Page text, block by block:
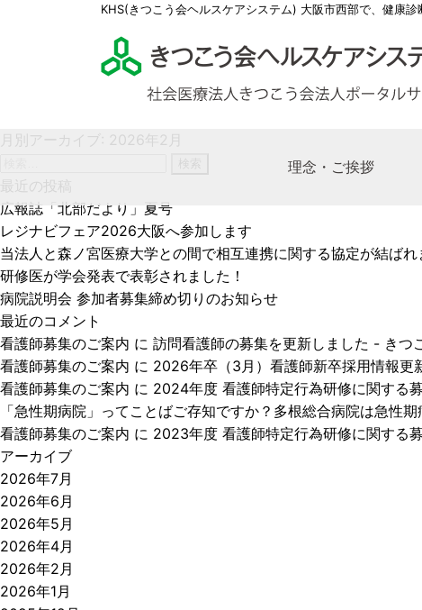
KHS(きつこう会ヘルスケアシステム) 大阪市西部で、健康
理念・ご挨拶
KHSの理
多根第
特別養
社会福
医師の求
医療技
月別アーカイブ: 2026年2月
索:最近の投稿
広報誌「北部だより」夏号
レジナビフェア2026大阪へ参加します
当法人と森ノ宮医療大学との間で相互連携に関する協定が結ばれ
研修医が学会発表で表彰されました！
病院説明会 参加者募集締め切りのお知らせ
最近のコメント
看護師募集のご案内 に 訪問看護師の募集を更新しました - きつ
看護師募集のご案内 に 2026年卒（3月）看護師新卒採用情報更
看護師募集のご案内 に 2024年度 看護師特定行為研修に関する
「急性期病院」ってことばご存知ですか？多根総合病院は急性期
看護師募集のご案内 に 2023年度 看護師特定行為研修に関する
アーカイブ
2026年7月
2026年6月
2026年5月
2026年4月
2026年2月
2026年1月